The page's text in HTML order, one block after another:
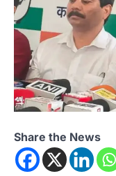
Share the News